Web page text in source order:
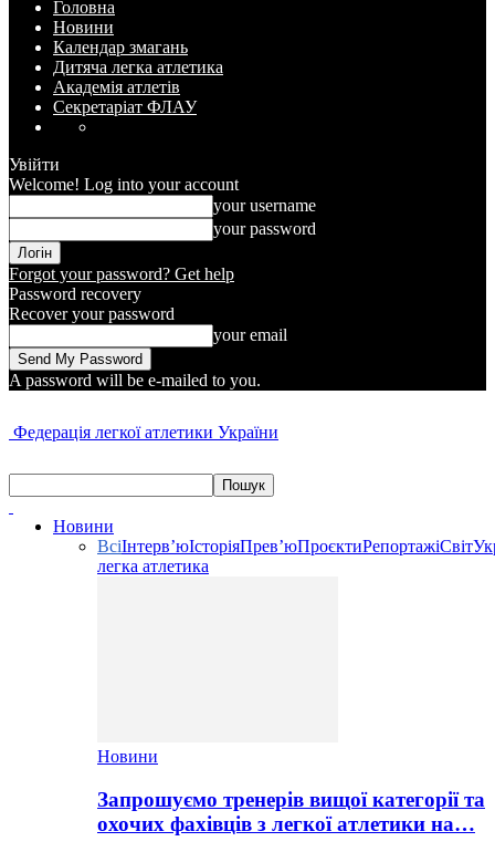
Головна
Новини
Календар змагань
Дитяча легка атлетика
Академія атлетів
Секретаріат ФЛАУ
Увійти
Welcome! Log into your account
your username
your password
Forgot your password? Get help
Password recovery
Recover your password
your email
A password will be e-mailed to you.
Федерація легкої атлетики України
Новини
ВсіІнтерв’юІсторіяПрев’юПроєктиРепортажіСвіт
легка атлетика
Новини
Запрошуємо тренерів вищої категорії та
охочих фахівців з легкої атлетики на…